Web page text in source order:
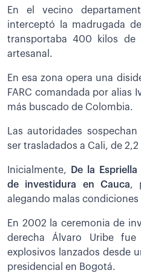
En el vecino
interceptó la madrugada
transportaba 400 kilos de
artesanal.
En esa zona opera una
FARC comandada por alias
más buscado de Colombia.
Las autoridades
ser trasladados a Cali, de
Inicialmente,
De la
de investidura en Cauca,
alegando malas condiciones
En 2002 la ceremonia de
derecha Álvaro Uribe
explosivos lanzados desde
presidencial en Bogotá.